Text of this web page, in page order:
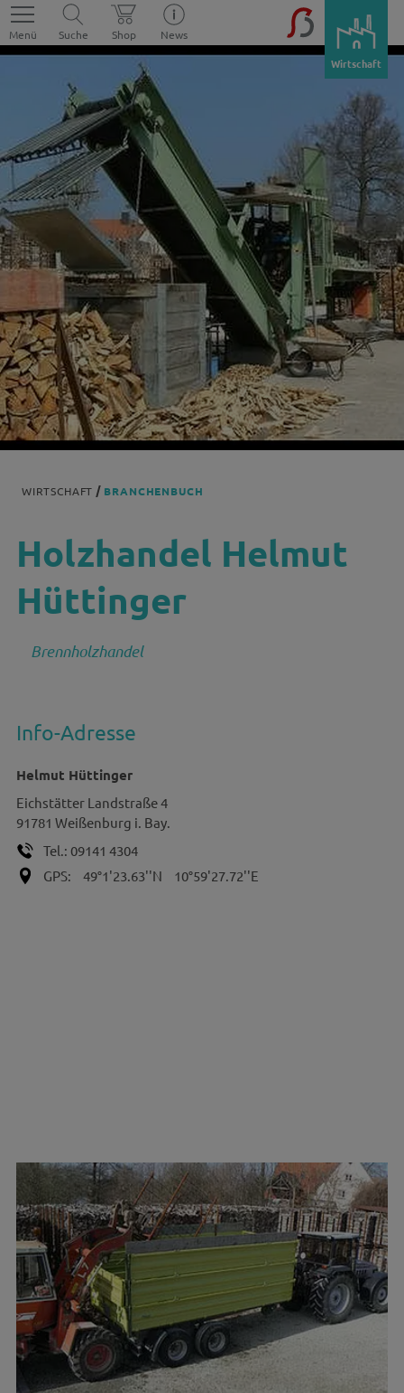
Menü Suche Shop
News
Wirtschaft
WIRTSCHAFT BRANCHENBUCH
Holzhandel Helmut
Hüttinger
Brennholzhandel
Info-Adresse
Helmut Hüttinger
Eichstätter Landstraße 4
91781 Weißenburg i. Bay.
Tel.: 09141 4304
GPS:
49°1'23.63''N 10°59'27.72''E